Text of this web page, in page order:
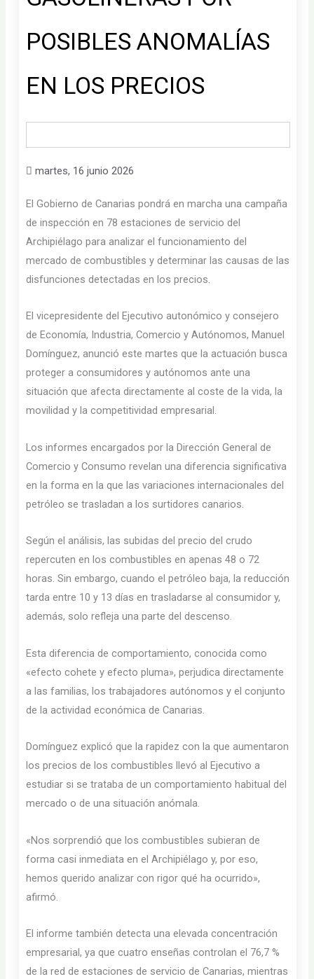
POSIBLES ANOMALÍAS
EN LOS PRECIOS
martes, 16 junio 2026
El Gobierno de Canarias pondrá en marcha una campaña
de inspección en 78 estaciones de servicio del
Archipiélago para analizar el funcionamiento del
mercado de combustibles y determinar las causas de las
disfunciones detectadas en los precios.
El vicepresidente del Ejecutivo autonómico y consejero
de Economía, Industria, Comercio y Autónomos, Manuel
Domínguez, anunció este martes que la actuación busca
proteger a consumidores y autónomos ante una
situación que afecta directamente al coste de la vida, la
movilidad y la competitividad empresarial.
Los informes encargados por la Dirección General de
Comercio y Consumo revelan una diferencia significativa
en la forma en la que las variaciones internacionales del
petróleo se trasladan a los surtidores canarios.
Según el análisis, las subidas del precio del crudo
repercuten en los combustibles en apenas 48 o 72
horas. Sin embargo, cuando el petróleo baja, la reducción
tarda entre 10 y 13 días en trasladarse al consumidor y,
además, solo refleja una parte del descenso.
Esta diferencia de comportamiento, conocida como
«efecto cohete y efecto pluma», perjudica directamente
a las familias, los trabajadores autónomos y el conjunto
de la actividad económica de Canarias.
Domínguez explicó que la rapidez con la que aumentaron
los precios de los combustibles llevó al Ejecutivo a
estudiar si se trataba de un comportamiento habitual del
mercado o de una situación anómala.
«Nos sorprendió que los combustibles subieran de
forma casi inmediata en el Archipiélago y, por eso,
hemos querido analizar con rigor qué ha ocurrido»,
afirmó.
El informe también detecta una elevada concentración
empresarial, ya que cuatro enseñas controlan el 76,7 %
de la red de estaciones de servicio de Canarias, mientras